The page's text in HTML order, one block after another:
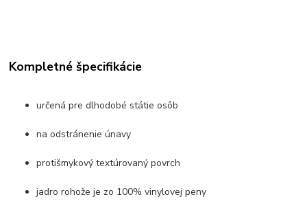
Kompletné špecifikácie
určená pre dlhodobé státie osôb
na odstránenie únavy
protišmykový textúrovaný povrch
jadro rohože je zo 100% vinylovej peny